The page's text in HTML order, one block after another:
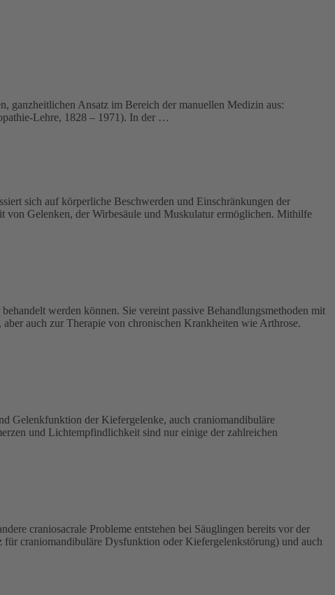
ganzheitlichen Ansatz im Bereich der manuellen Medizin aus:
Lehre, 1828 – 1971). In der …
sich auf körperliche Beschwerden und Einschränkungen der
von Gelenken, der Wirbesäule und Muskulatur ermöglichen. Mithilfe
werden können. Sie vereint passive Behandlungsmethoden mit
auch zur Therapie von chronischen Krankheiten wie Arthrose.
Gelenkfunktion der Kiefergelenke, auch craniomandibuläre
und Lichtempfindlichkeit sind nur einige der zahlreichen
craniosacrale Probleme entstehen bei Säuglingen bereits vor der
craniomandibuläre Dysfunktion oder Kiefergelenkstörung) und auch